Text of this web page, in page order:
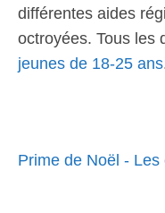
différentes aides
octroyées. Tous les
jeunes de 18-25 ans
Prime de Noël - Les